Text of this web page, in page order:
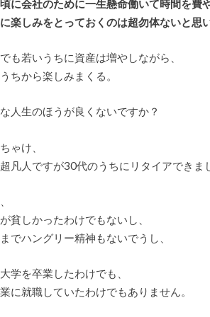
に会社のために一生懸命働いて時間を費や
楽しみをとっておくのは超勿体ないと思い
も若いうちに資産は増やしながら、
ちから楽しみまくる。
人生のほうが良くないですか？
ゃけ、
凡人ですが30代のうちにリタイアできま
貧しかったわけでもないし、
でハングリー精神もないでうし、
学を卒業したわけでも、
に就職していたわけでもありません。